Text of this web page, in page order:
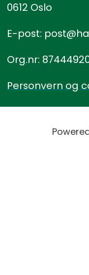
0612 Oslo
E-post:
Org.nr:
Personvern og